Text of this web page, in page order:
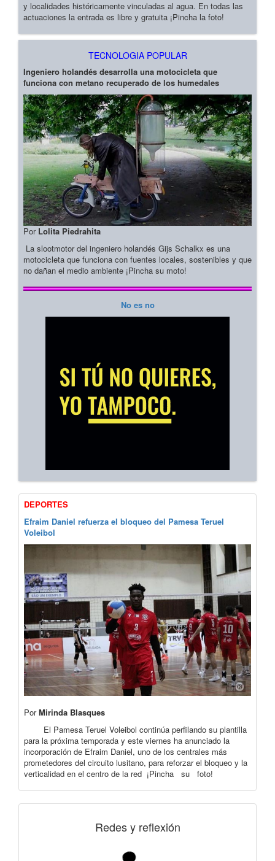
y localidades históricamente vinculadas al agua. En todas las
actuaciones la entrada es libre y gratuita ¡Pincha la foto!
TECNOLOGIA POPULAR
Ingeniero holandés desarrolla una motocicleta que
funciona con metano recuperado de los humedales
Por Lolita Piedrahita
La slootmotor del ingeniero holandés Gijs Schalkx es una
motocicleta que funciona con fuentes locales, sostenibles y que
no dañan el medio ambiente ¡Pincha su moto!
No es no
DEPORTES
Efraim Daniel refuerza el bloqueo del Pamesa Teruel
Voleibol
PorMirinda Blasques
El Pamesa Teruel Voleibol continúa perfilando su plantilla
para la próxima temporada y este viernes ha anunciado la
incorporación de Efraim Daniel, uno de los centrales más
prometedores del circuito lusitano, para reforzar el bloqueo y la
verticalidad en el centro de la red ¡Pincha su foto!
Redes y reflexión